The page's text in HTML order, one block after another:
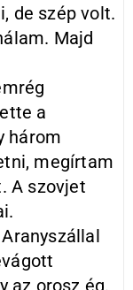
de szép volt.
Majd
a
három
megírtam
A szovjet
az orosz ég.